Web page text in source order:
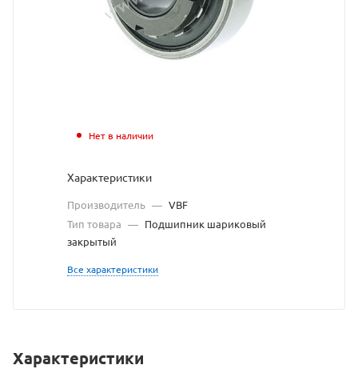
с
Нет в наличии
Характеристики
Производитель — VBF
Тип товара — Подшипник шариковый
закрытый
Все характеристики
Характеристики